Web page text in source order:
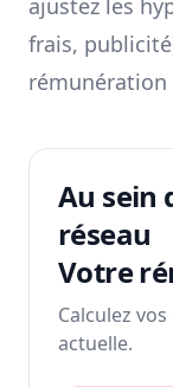
ajustez les
frais,
Au sein
réseau
Votre
Calculez
actuelle.